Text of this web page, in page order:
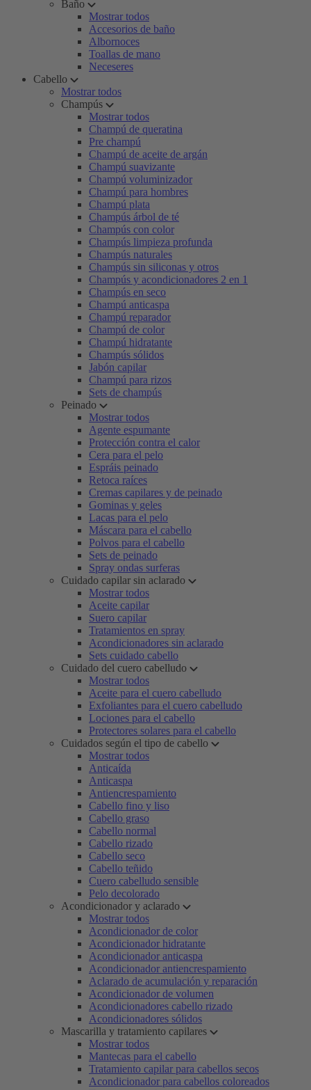
Baño
Mostrar todos
Accesorios de baño
Albornoces
Toallas de mano
Neceseres
Cabello
Mostrar todos
Champús
Mostrar todos
Champú de queratina
Pre champú
Champú de aceite de argán
Champú suavizante
Champú voluminizador
Champú para hombres
Champú plata
Champús árbol de té
Champús con color
Champús limpieza profunda
Champús naturales
Champús sin siliconas y otros
Champús y acondicionadores 2 en 1
Champús en seco
Champú anticaspa
Champú reparador
Champú de color
Champú hidratante
Champús sólidos
Jabón capilar
Champú para rizos
Sets de champús
Peinado
Mostrar todos
Agente espumante
Protección contra el calor
Cera para el pelo
Espráis peinado
Retoca raíces
Cremas capilares y de peinado
Gominas y geles
Lacas para el pelo
Máscara para el cabello
Polvos para el cabello
Sets de peinado
Spray ondas surferas
Cuidado capilar sin aclarado
Mostrar todos
Aceite capilar
Suero capilar
Tratamientos en spray
Acondicionadores sin aclarado
Sets cuidado cabello
Cuidado del cuero cabelludo
Mostrar todos
Aceite para el cuero cabelludo
Exfoliantes para el cuero cabelludo
Lociones para el cabello
Protectores solares para el cabello
Cuidados según el tipo de cabello
Mostrar todos
Anticaída
Anticaspa
Antiencrespamiento
Cabello fino y liso
Cabello graso
Cabello normal
Cabello rizado
Cabello seco
Cabello teñido
Cuero cabelludo sensible
Pelo decolorado
Acondicionador y aclarado
Mostrar todos
Acondicionador de color
Acondicionador hidratante
Acondicionador anticaspa
Acondicionador antiencrespamiento
Aclarado de acumulación y reparación
Acondicionador de volumen
Acondicionadores cabello rizado
Acondicionadores sólidos
Mascarilla y tratamiento capilares
Mostrar todos
Mantecas para el cabello
Tratamiento capilar para cabellos secos
Acondicionador para cabellos coloreados